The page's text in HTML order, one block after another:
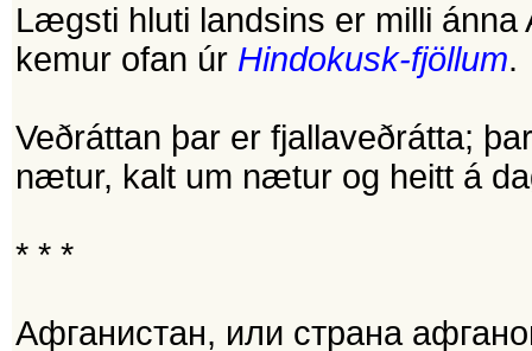
Lægsti hluti landsins er milli ánna
kemur ofan úr Hindokusk-fjöllum.
Veðráttan þar er fjallaveðrátta;
nætur, kalt um nætur og heitt á
* * *
Афганистан, или страна